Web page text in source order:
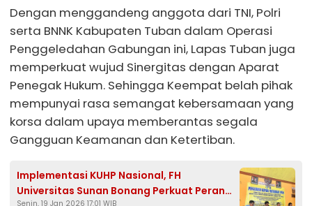
Dengan menggandeng anggota dari TNI, Polri
serta BNNK Kabupaten Tuban dalam Operasi
Penggeledahan Gabungan ini, Lapas Tuban juga
memperkuat wujud Sinergitas dengan Aparat
Penegak Hukum. Sehingga Keempat belah pihak
mempunyai rasa semangat kebersamaan yang
korsa dalam upaya memberantas segala
Gangguan Keamanan dan Ketertiban.
Implementasi KUHP Nasional, FH
Universitas Sunan Bonang Perkuat Peran
Senin, 19 Jan 2026 17:01 WIB